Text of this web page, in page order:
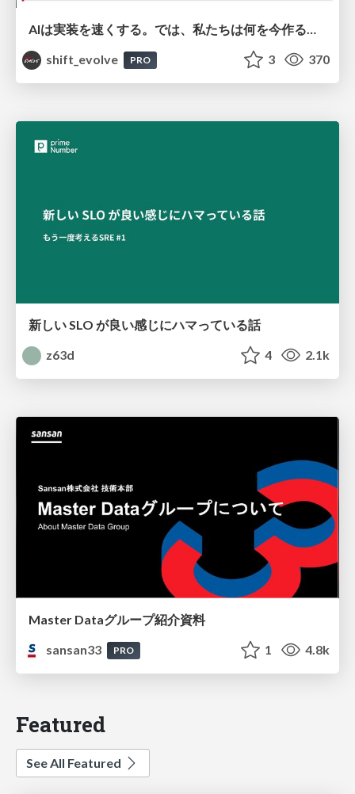
AIは実装を速くする。では、私たちは何を今作るべきか？－立場を越えてリリースに向き合ったチーム開発の実践 / 20260801 Hiromi Nakaya and Naoki Takahashi
shift_evolve
PRO 3 370
新しい SLO が良い感じにハマっている話
z63d
4 2.1k
Master Dataグループ紹介資料
sansan33
PRO 1 4.8k
Featured
See All Featured